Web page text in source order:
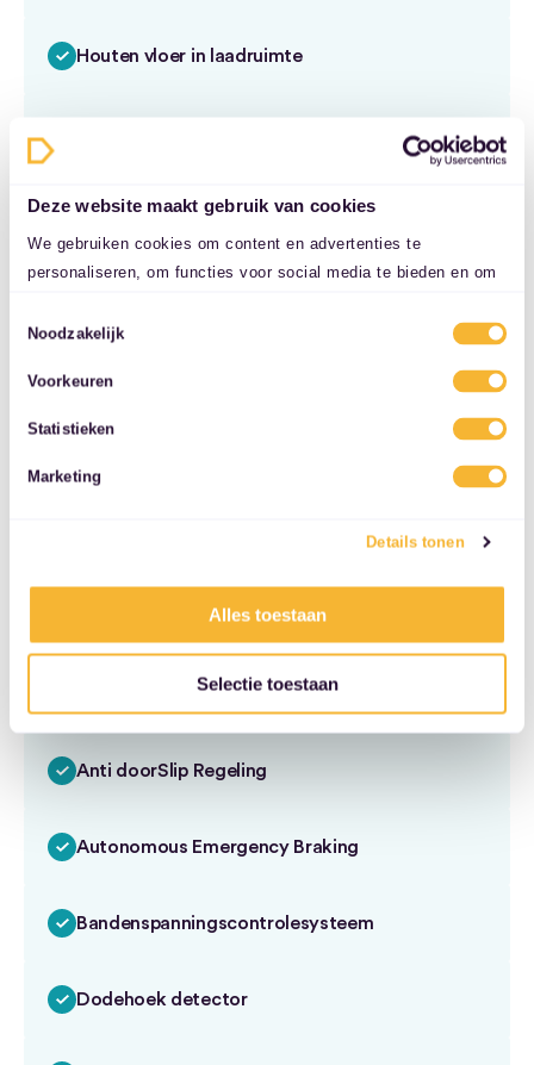
Deze website maakt gebruik van cookies
We gebruiken cookies om content en advertenties te
personaliseren, om functies voor social media te bieden en om
uw gebruik van onze site met onze partners voor social media,
combineren met andere informatie die u aan ze heeft verstrekt
of die ze hebben verzameld op basis van uw gebruik van hun
Toestemmingsselectie
Noodzakelijk
Voorkeuren
Statistieken
Marketing
Details tonen
Alles toestaan
Selectie toestaan
Houten vloer in laadruimte
Stuurbekrachtiging
Stuur verstelbaar
Achteruitrijcamera
Alarm klasse 1(startblokkering)
Anti Blokkeer Systeem
Anti doorSlip Regeling
Autonomous Emergency Braking
Bandenspanningscontrolesysteem
Dodehoek detector